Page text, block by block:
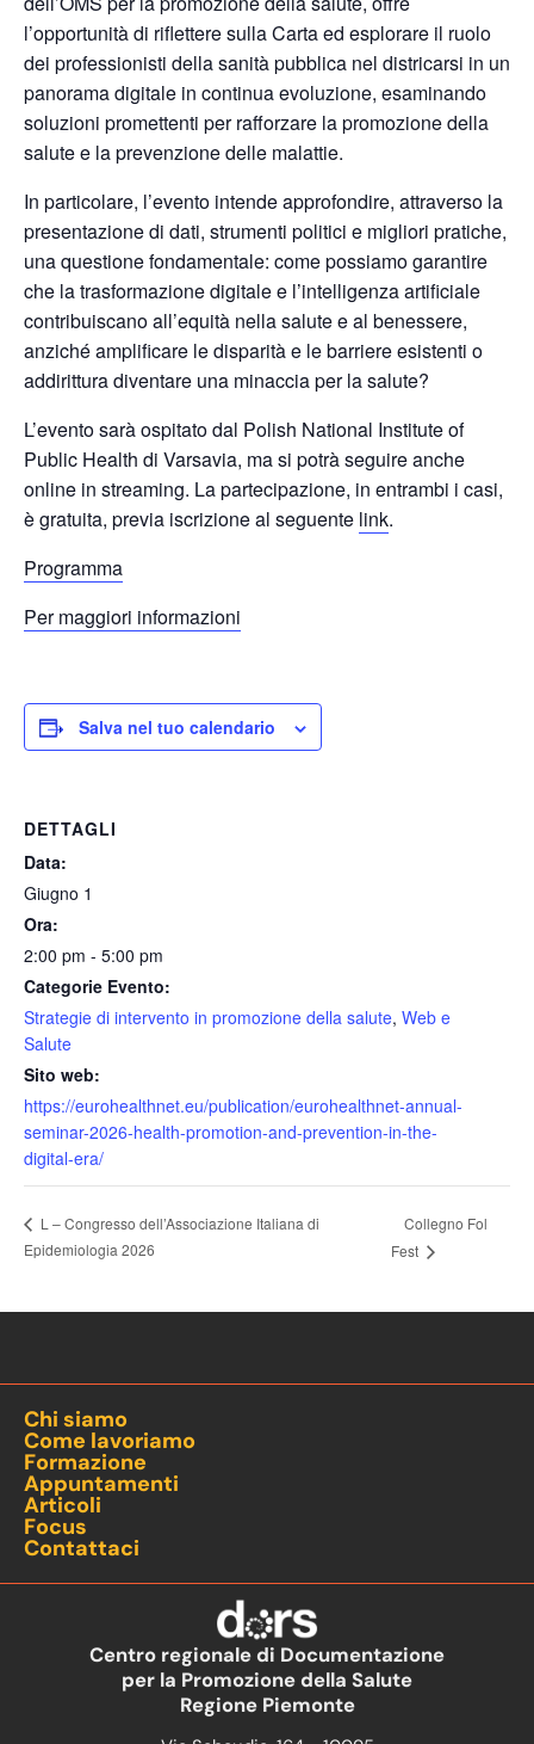
l’opportunità di riflettere sulla Carta ed esplorare il ruolo
dei professionisti della sanità pubblica nel districarsi in un
panorama digitale in continua evoluzione, esaminando
soluzioni promettenti per rafforzare la promozione della
salute e la prevenzione delle malattie.
In particolare, l’evento intende approfondire, attraverso la
presentazione di dati, strumenti politici e migliori pratiche,
una questione fondamentale: come possiamo garantire
che la trasformazione digitale e l’intelligenza artificiale
contribuiscano all’equità nella salute e al benessere,
anziché amplificare le disparità e le barriere esistenti o
addirittura diventare una minaccia per la salute?
L’evento sarà ospitato dal Polish National Institute of
Public Health di Varsavia, ma si potrà seguire anche
online in streaming. La partecipazione, in entrambi i casi,
è gratuita, previa iscrizione al seguente link.
Programma
Per maggiori informazioni
Salva nel tuo calendario
DETTAGLI
Data:
Giugno 1
Ora:
2:00 pm - 5:00 pm
Categorie Evento:
Strategie di intervento in promozione della salute, Web e
Salute
Sito web:
https://eurohealthnet.eu/publication/eurohealthnet-annual-
seminar-2026-health-promotion-and-prevention-in-the-
digital-era/
L – Congresso dell’Associazione Italiana di
Epidemiologia 2026
Collegno Fol
Fest
Chi siamo
Come lavoriamo
Formazione
Appuntamenti
Articoli
Focus
Contattaci
Centro regionale di Documentazione
per la Promozione della Salute
Regione Piemonte